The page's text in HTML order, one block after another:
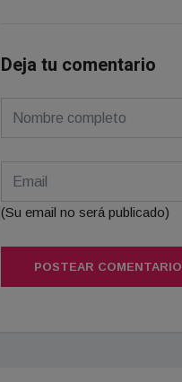
Deja tu comentario
(Su email no será publicado)
POSTEAR COMENTARIO